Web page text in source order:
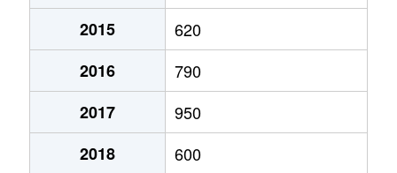
2015
620
2016
790
2017
950
2018
600